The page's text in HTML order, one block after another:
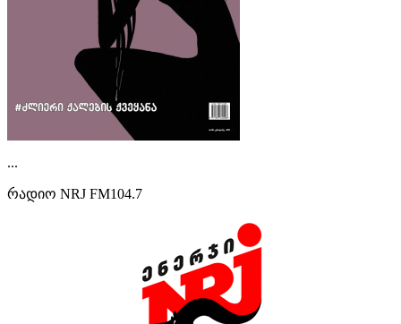
...
რადიო NRJ FM104.7